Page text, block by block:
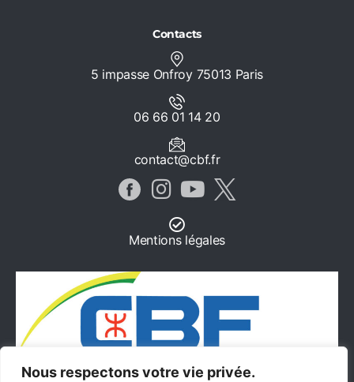
Nous respectons votre vie privée.
Contacts
5 impasse Onfroy 75013 Paris
06 66 01 14 20
contact@cbf.fr
Mentions légales